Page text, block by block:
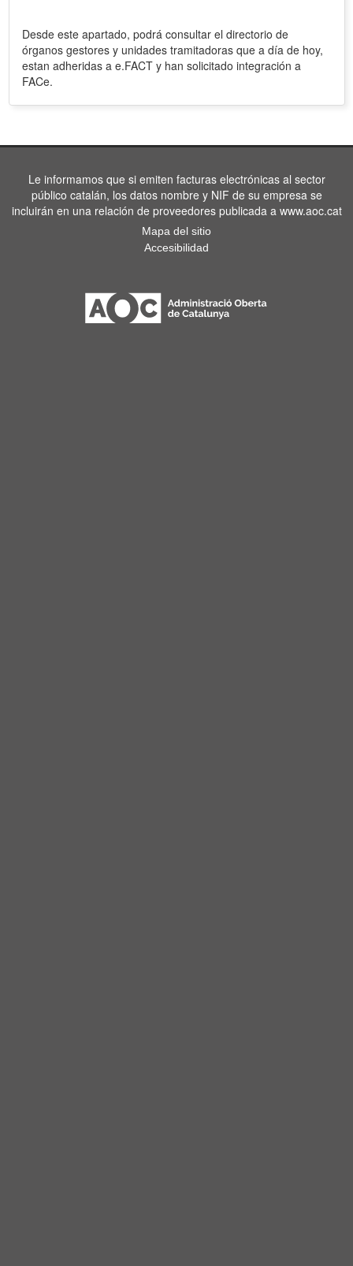
Desde este apartado, podrá consultar el directorio de
órganos gestores y unidades tramitadoras que a día de hoy,
estan adheridas a e.FACT y han solicitado integración a
FACe.
Le informamos que si emiten facturas electrónicas al sector
público catalán, los datos nombre y NIF de su empresa se
incluirán en una relación de proveedores publicada a www.aoc.cat
Mapa del sitio
Accesibilidad